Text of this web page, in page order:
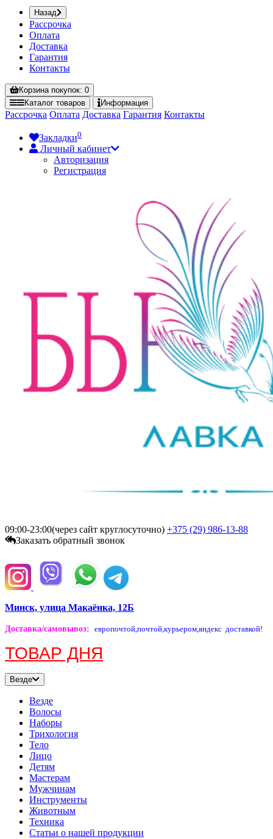
Назад
Рассрочка
Оплата
Доставка
Гарантия
Контакты
Корзинапокупок: 0
Каталог товаров Информация
Рассрочка Оплата Доставка Гарантия Контакты
Закладки0
Личный кабинет
Авторизация
Регистрация
09:00-23:00(через сайт круглосуточно) +375 (29) 986-13-88
Заказать обратный звонок
Минск, улица Макаёнка, 12Б
Доставка/самовывоз: европочтой,почтой,курьером,яндекс доставкой!
ТОВАР ДНЯ
Везде
Везде
Волосы
Наборы
Трихология
Тело
Лицо
Детям
Мастерам
Мужчинам
Инструменты
Животным
Техника
Статьи о нашей продукции